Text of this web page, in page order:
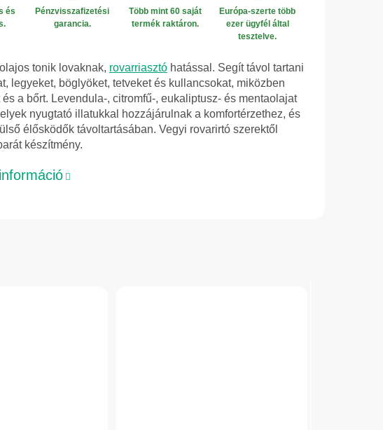
és
Pénzvisszafizetési
garancia.
Több mint 60 saját
termék raktáron.
Európa-szerte több
ezer ügyfél által
tesztelve.
tonik lovaknak, rovarriasztó hatással. Segít távol tartani
legyeket, böglyöket, tetveket és kullancsokat, miközben
a bőrt. Levendula-, citromfű-, eukaliptusz- és mentaolajat
nyugtató illatukkal hozzájárulnak a komfortérzethez, és
élősködők távoltartásában. Vegyi rovarirtó szerektől
készítmény.